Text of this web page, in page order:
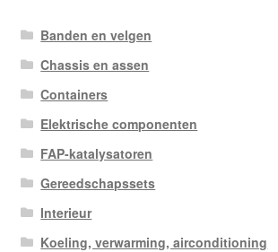
Banden en velgen
Chassis en assen
Containers
Elektrische componenten
FAP-katalysatoren
Gereedschapssets
Interieur
Koeling, verwarming, airconditioning